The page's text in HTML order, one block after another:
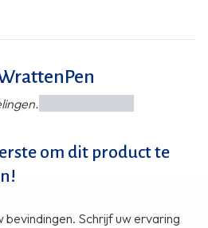
om dit product te
bevindingen. Schrijf uw ervaring